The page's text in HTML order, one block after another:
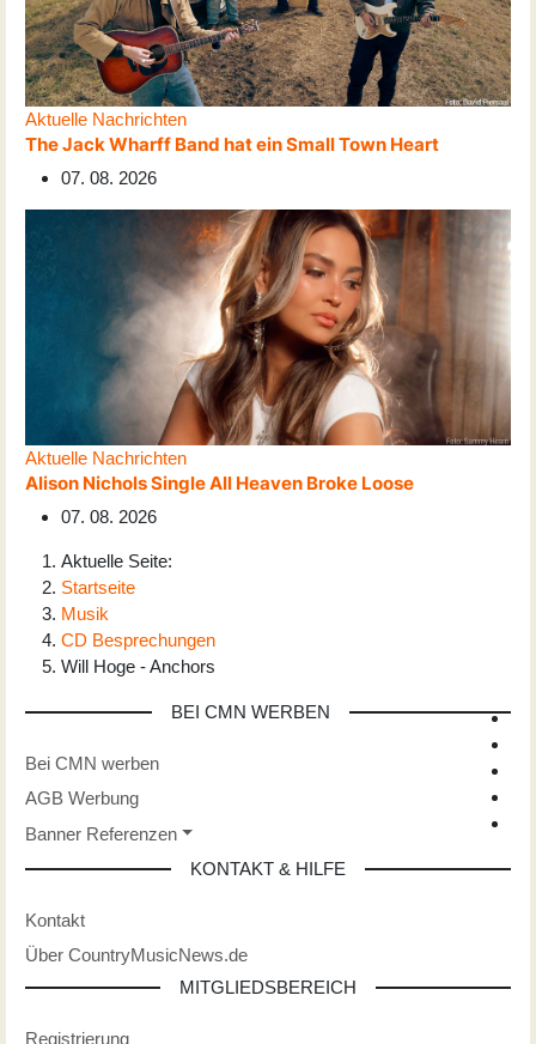
Aktuelle Nachrichten
The Jack Wharff Band hat ein Small Town Heart
07. 08. 2026
Aktuelle Nachrichten
Alison Nichols Single All Heaven Broke Loose
07. 08. 2026
Aktuelle Seite:
Startseite
Musik
CD Besprechungen
Will Hoge - Anchors
BEI CMN WERBEN
Bei CMN werben
AGB Werbung
Banner Referenzen
KONTAKT & HILFE
Kontakt
Über CountryMusicNews.de
MITGLIEDSBEREICH
Registrierung